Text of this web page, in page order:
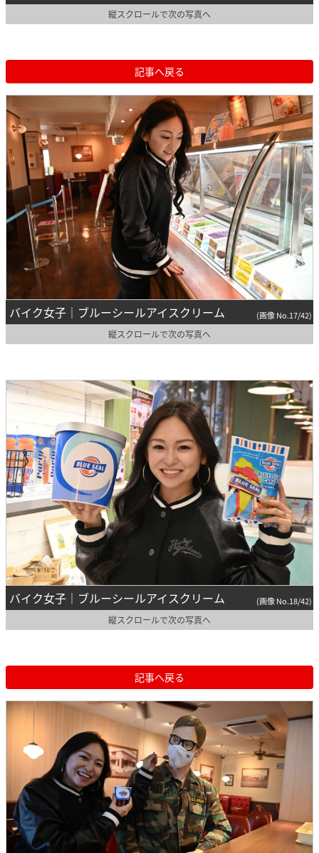
縦スクロールで次の写真へ
記事へ戻る
バイク女子｜ブルーシールアイスクリーム (画像 No.17/42)
縦スクロールで次の写真へ
バイク女子｜ブルーシールアイスクリーム (画像 No.18/42)
縦スクロールで次の写真へ
記事へ戻る